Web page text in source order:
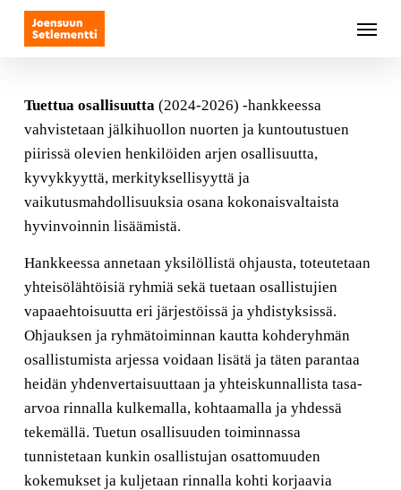
Skip
Menu
Tuettua osallisuutta(2024-2026) -hankkeessa
vahvistetaan jälkihuollon nuorten ja kuntoutustuen
piirissä olevien henkilöiden arjen osallisuutta,
kyvykkyyttä, merkityksellisyyttä ja
vaikutusmahdollisuuksia osana kokonaisvaltaista
hyvinvoinnin lisäämistä.
Hankkeessa annetaan yksilöllistä ohjausta, toteutetaan
yhteisölähtöisiä ryhmiä sekä tuetaan osallistujien
vapaaehtoisuutta eri järjestöissä ja yhdistyksissä.
Ohjauksen ja ryhmätoiminnan kautta kohderyhmän
osallistumista arjessa voidaan lisätä ja täten parantaa
heidän yhdenvertaisuuttaan ja yhteiskunnallista tasa-
arvoa rinnalla kulkemalla, kohtaamalla ja yhdessä
tekemällä. Tuetun osallisuuden toiminnassa
tunnistetaan kunkin osallistujan osattomuuden
kokemukset ja kuljetaan rinnalla kohti korjaavia